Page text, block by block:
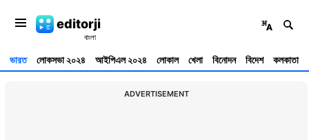
editorji
ভারত লোকসভা ২০২৪ আইপিএল ২০২৪ লোকাল খেলা বিনোদন বিদেশ কলকাতা
ADVERTISEMENT